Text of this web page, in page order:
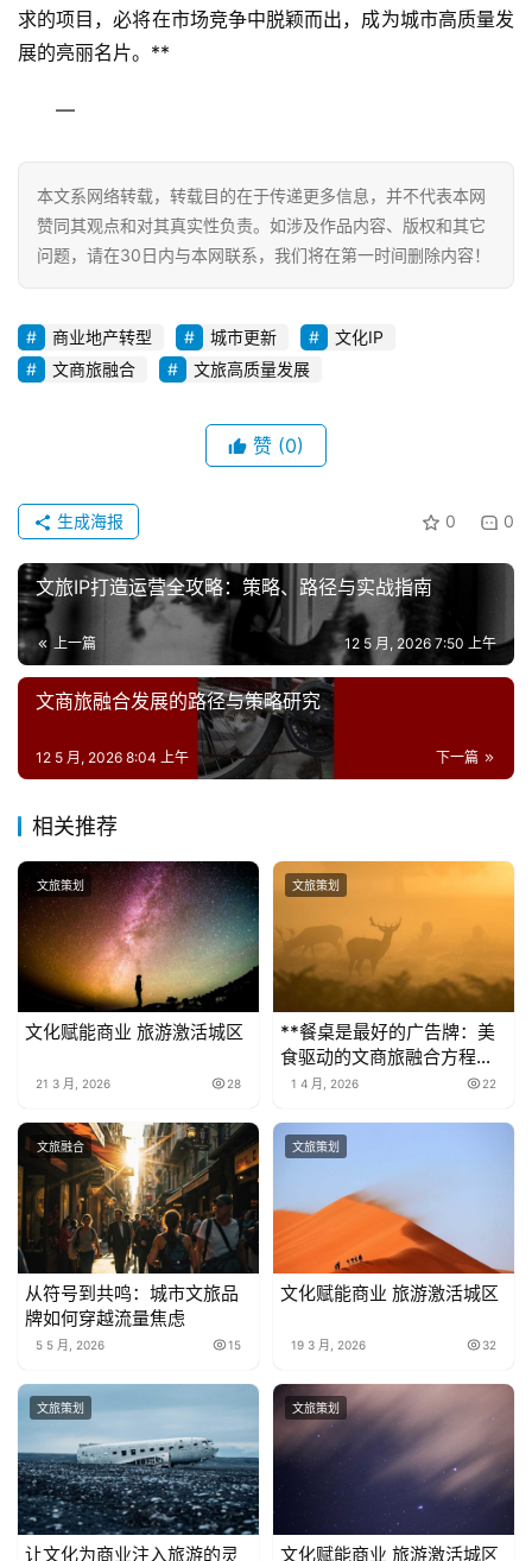
求的项目，必将在市场竞争中脱颖而出，成为城市高质量发
展的亮丽名片。**
—
本文系网络转载，转载目的在于传递更多信息，并不代表本网
赞同其观点和对其真实性负责。如涉及作品内容、版权和其它
问题，请在30日内与本网联系，我们将在第一时间删除内容！
商业地产转型 城市更新
文化IP
文商旅融合
文旅高质量发展
赞 (0)
0 0
生成海报
文旅IP打造运营全攻略：策略、路径与实战指南
上一篇 12 5 月, 2026 7:50 上午
文商旅融合发展的路径与策略研究
下一篇
12 5 月, 2026 8:04 上午
相关推荐
文旅策划
文化赋能商业 旅游激活城区
21 3 月, 2026 28
文旅策划
**餐桌是最好的广告牌：美
食驱动的文商旅融合方程式
**1 4 月, 2026 22
文旅融合
从符号到共鸣：城市文旅品
牌如何穿越流量焦虑
5 5 月, 2026 15
文旅策划
文化赋能商业 旅游激活城区
19 3 月, 2026 32
文旅策划
让文化为商业注入旅游的灵
文旅策划
文化赋能商业 旅游激活城区